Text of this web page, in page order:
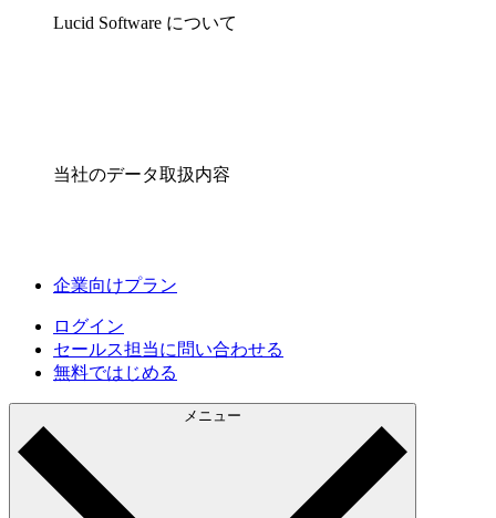
Lucid Software について
当社のデータ取扱内容
企業向けプラン
ログイン
セールス担当に問い合わせる
無料ではじめる
メニュー